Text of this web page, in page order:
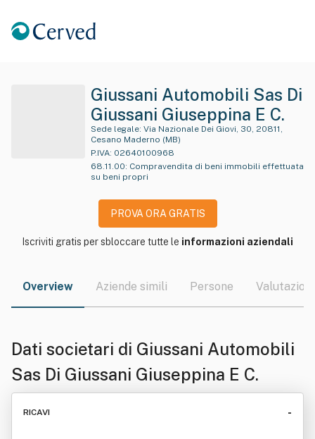
Giussani Automobili Sas Di
Giussani Giuseppina E C.
Sede legale:
Cesano Maderno (MB)
P.IVA: 02640100968
68.11.00: Compravendita di beni immobili effettuata
su beni propri
PROVA ORA GRATIS
Iscriviti gratis per sbloccare tutte le informazioni aziendali
Overview Aziende simili Persone Valutazioni
Dati societari di Giussani Automobili
Sas Di Giussani Giuseppina E C.
RICAVI -